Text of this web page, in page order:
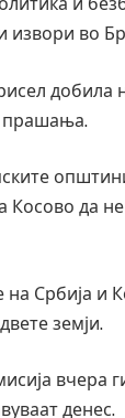
извори во
прашања.
Косово да
Србија и
земји.
вчера
денес.